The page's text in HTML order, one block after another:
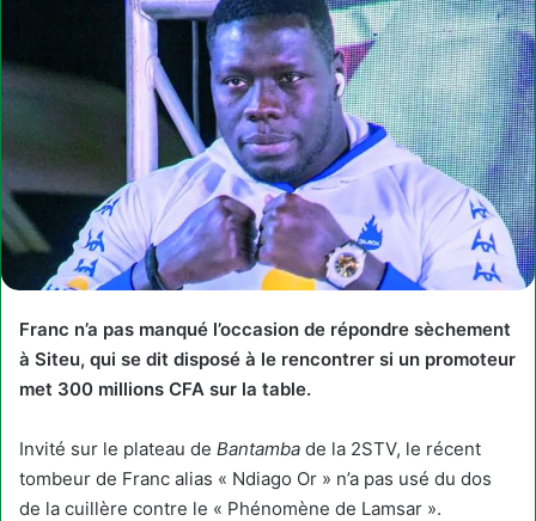
Franc n’a pas manqué l’occasion de répondre sèchement
à Siteu, qui se dit disposé à le rencontrer si un promoteur
met 300 millions CFA sur la table.
Invité sur le plateau de Bantamba de la 2STV, le récent
tombeur de Franc alias « Ndiago Or » n’a pas usé du dos
de la cuillère contre le « Phénomène de Lamsar ».